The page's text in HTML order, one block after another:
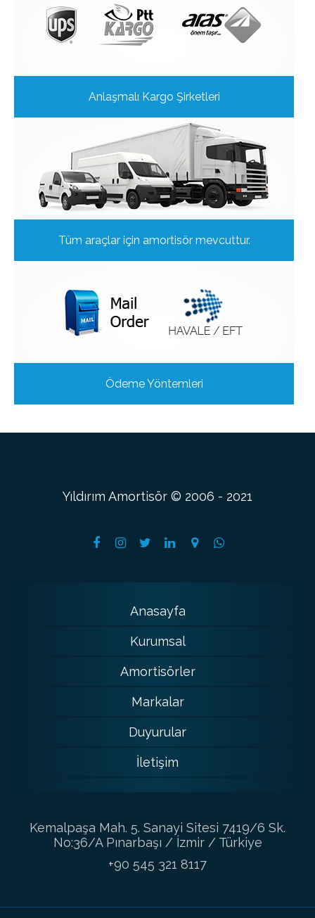
Anlaşmalı Kargo Şirketleri
Tüm araçlar için amortisör mevcuttur.
Ödeme Yöntemleri
Yıldırım Amortisör © 2006 - 2021
Anasayfa
Kurumsal
Amortisörler
Markalar
Duyurular
İletişim
Kemalpaşa Mah. 5. Sanayi Sitesi 7419/6 Sk.
No:36/A Pınarbaşı / İzmir / Türkiye
+90 545 321 8117